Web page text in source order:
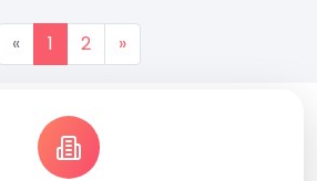
« 1 2 »